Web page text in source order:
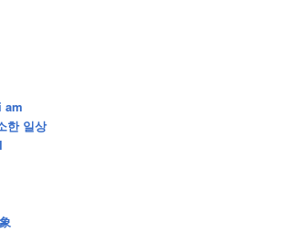
am
한 일상